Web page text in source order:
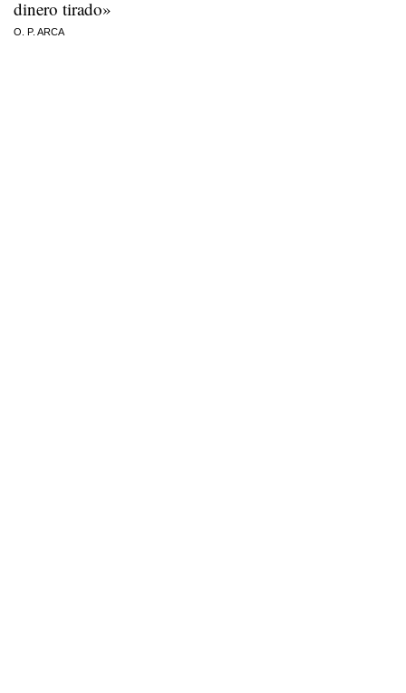
dinero tirado»
O. P. ARCA